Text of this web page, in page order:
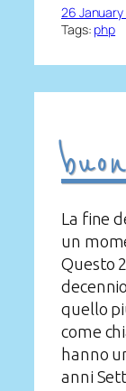
26 January
Tags: php
La fine
un
Questo
quello
come
hanno
anni